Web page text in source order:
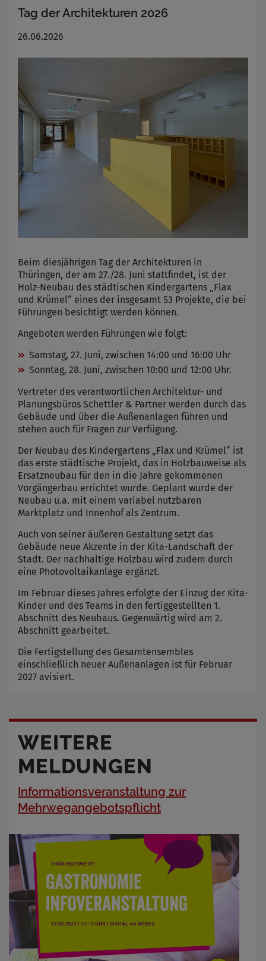
Tag der Architekturen 2026
26.06.2026
Beim diesjährigen Tag der Architekturen in
Thüringen, der am 27./28. Juni stattfindet, ist der
Holz-Neubau des städtischen Kindergartens „Flax
und Krümel“ eines der insgesamt 53 Projekte, die bei
Führungen besichtigt werden können.
Angeboten werden Führungen wie folgt:
Samstag, 27. Juni, zwischen 14:00 und 16:00 Uhr
Sonntag, 28. Juni, zwischen 10:00 und 12:00 Uhr.
Vertreter des verantwortlichen Architektur- und
Planungsbüros Schettler & Partner werden durch das
Gebäude und über die Außenanlagen führen und
stehen auch für Fragen zur Verfügung.
Der Neubau des Kindergartens „Flax und Krümel“ ist
das erste städtische Projekt, das in Holzbauweise als
Ersatzneubau für den in die Jahre gekommenen
Vorgängerbau errichtet wurde. Geplant wurde der
Neubau u.a. mit einem variabel nutzbaren
Marktplatz und Innenhof als Zentrum.
Auch von seiner äußeren Gestaltung setzt das
Gebäude neue Akzente in der Kita-Landschaft der
Stadt. Der nachhaltige Holzbau wird zudem durch
eine Photovoltaikanlage ergänzt.
Im Februar dieses Jahres erfolgte der Einzug der Kita-
Kinder und des Teams in den fertiggestellten 1.
Abschnitt des Neubaus. Gegenwärtig wird am 2.
Abschnitt gearbeitet.
Die Fertigstellung des Gesamtensembles
einschließlich neuer Außenanlagen ist für Februar
2027 avisiert.
WEITERE
MELDUNGEN
Informationsveranstaltung zur
Mehrwegangebotspflicht